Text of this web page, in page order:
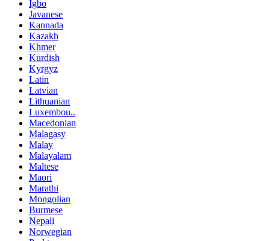
Igbo
Javanese
Kannada
Kazakh
Khmer
Kurdish
Kyrgyz
Latin
Latvian
Lithuanian
Luxembou..
Macedonian
Malagasy
Malay
Malayalam
Maltese
Maori
Marathi
Mongolian
Burmese
Nepali
Norwegian